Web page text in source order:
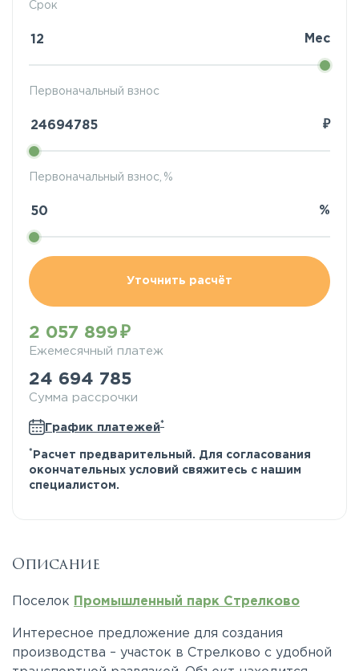
Первоначальный взнос
₽
Срок
Мес
Первоначальный взнос, %
%
Уточнить расчёт
2 057 899
Ежемесячный платеж
24 694 785
Сумма рассрочки
График платежей*
* Расчет предварительный. Для согласования
окончательных условий свяжитесь с нашим
специалистом.
Описание
Поселок Промышленный парк Стрелково
Интересное предложение для создания
производства – участок в Стрелково с удобной